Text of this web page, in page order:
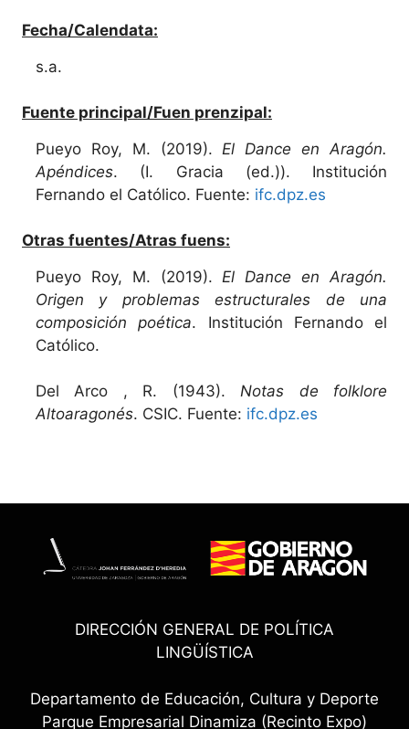
Fecha/Calendata:
s.a.
Fuente principal/Fuen prenzipal:
Pueyo Roy, M. (2019).El Dance en Aragón.
Apéndices. (I. Gracia (ed.)). Institución
Fernando el Católico. Fuente: ifc.dpz.es
Otras fuentes/Atras fuens:
Pueyo Roy, M. (2019). El Dance en Aragón.
Origen y problemas estructurales de una
composición poética. Institución Fernando el
Católico.
Del Arco , R. (1943). Notas de folklore
Altoaragonés. CSIC. Fuente: ifc.dpz.es
DIRECCIÓN GENERAL DE POLÍTICA
LINGÜÍSTICA
Departamento de Educación, Cultura y Deporte
Parque Empresarial Dinamiza (Recinto Expo)